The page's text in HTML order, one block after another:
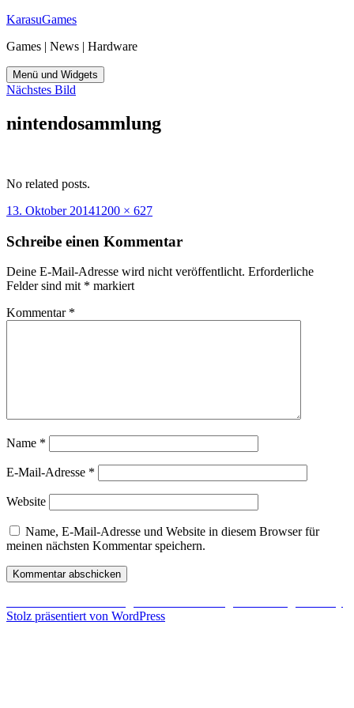
Zum
springen
KarasuGames
Games | News | Hardware
Menü und Widgets
Nächstes Bild
nintendosammlung
No related posts.
Veröffentlicht
13. Oktober 2014Originalgröße
1200 × 627
Schreibe einen Kommentar
Deine E-Mail-Adresse wird nicht veröffentlicht. Erforderliche
Felder sind mit * markiert
Kommentar *
Name *
E-Mail-Adresse *
Website
Name, E-Mail-Adresse und Website in diesem Browser für
meinen nächsten Kommentar speichern.
Beitragsnavigation
Stolz präsentiert von WordPress